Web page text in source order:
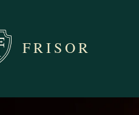
FRISOR